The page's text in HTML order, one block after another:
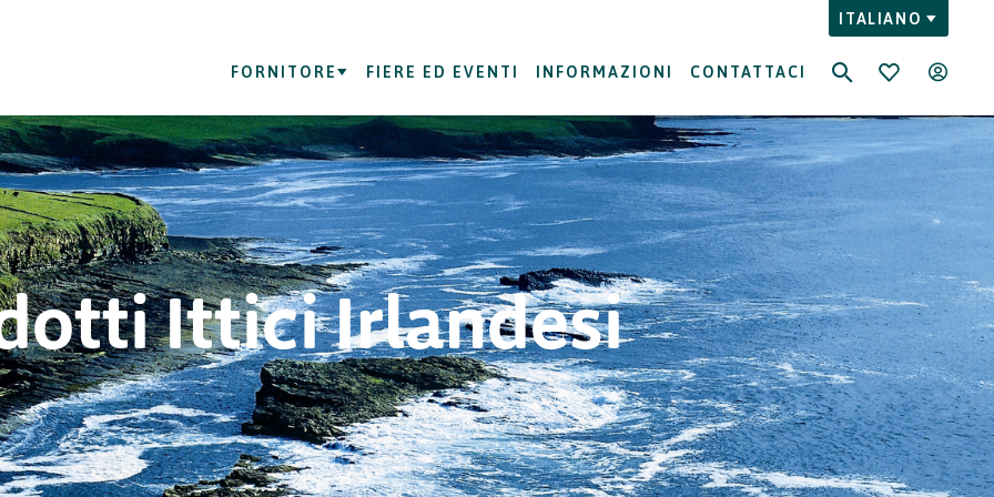
ITALIANO
FORNITORE FIERE ED EVENTI INFORMAZIONI CONTATTACI
Ittici Irlandesi